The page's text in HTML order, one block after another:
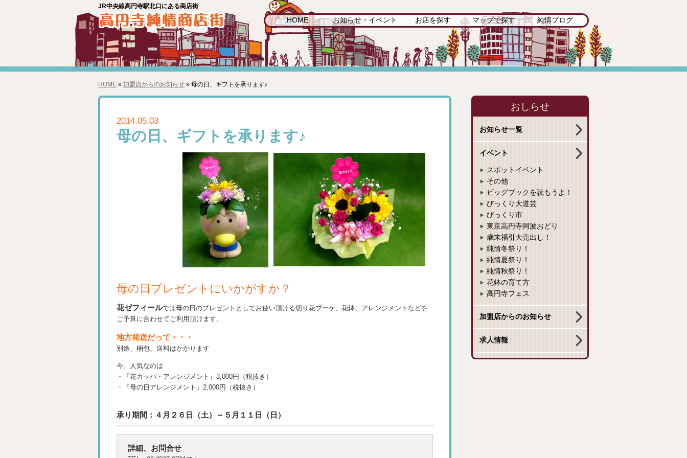
JR中央線高円寺駅北口にある商店街
HOME お知らせ・イベント お店を探す マップで探す 純情ブログ
HOME» 加盟店からのお知らせ» 母の日、ギフトを承ります♪
2014.05.03
母の日、ギフトを承ります♪
母の日プレゼントにいかがすか？
花ゼフィールでは母の日のプレゼントとしてお使い頂ける切り花ブーケ、花鉢、アレンジメントなどを
ご予算に合わせてご利用頂けます。
地方発送だって・・・
別途、梱包、送料はかかります
今、人気なのは
・『花カッパ・アレンジメント』3,000円（税抜き）
・『母の日アレンジメント』2,000円（税抜き）
承り期間：４月２６日（土）～５月１１日（日）
詳細、お問合せ
おしらせ
お知らせ一覧
イベント
スポットイベント
その他
ビッグブックを読もうよ！
びっくり大道芸
びっくり市
東京高円寺阿波おどり
歳末福引大売出し！
純情冬祭り！
純情夏祭り！
純情秋祭り！
花鉢の育て方
高円寺フェス
加盟店からのお知らせ
求人情報